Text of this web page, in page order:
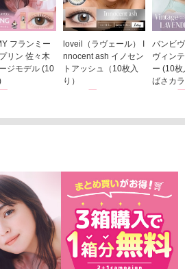
フランミー
リン 佐々木
ジモデル (10
loveil（ラヴェール） I
nnocent ash イノセン
トアッシュ（10枚入
り）
バンビ
ヴィン
ー (10
ばさカ